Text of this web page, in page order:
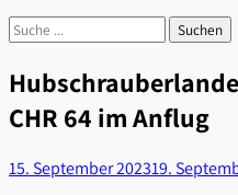
Suchen
Suchen
nach:
CHR 64 im Anflug
Posted
15. September 202319.